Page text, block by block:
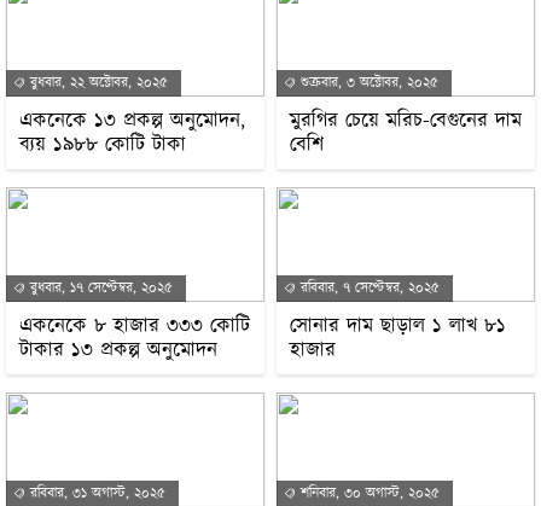
বুধবার, ২২ অক্টোবর, ২০২৫
একনেকে ১৩ প্রকল্প অনুমোদন,
ব্যয় ১৯৮৮ কোটি টাকা
শুক্রবার, ৩ অক্টোবর, ২০২৫
মুরগির চেয়ে মরিচ-বেগুনের দাম
বেশি
বুধবার, ১৭ সেপ্টেম্বর, ২০২৫
একনেকে ৮ হাজার ৩৩৩ কোটি
টাকার ১৩ প্রকল্প অনুমোদন
রবিবার, ৭ সেপ্টেম্বর, ২০২৫
সোনার দাম ছাড়াল ১ লাখ ৮১
হাজার
রবিবার, ৩১ অগাস্ট, ২০২৫ শনিবার, ৩০ অগাস্ট, ২০২৫